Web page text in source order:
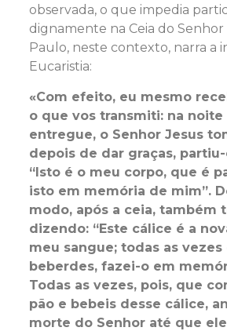
observada, o que impedia
dignamente na Ceia do Senhor
Paulo, neste contexto, narra a
Eucaristia:
«Com efeito, eu mesmo
o que vos transmiti: na
entregue, o Senhor Jesus
depois de dar graças,
“Isto é o meu corpo, que é
isto em memória de mim”.
modo, após a ceia, também
dizendo: “Este cálice é a
meu sangue; todas as
beberdes, fazei-o em
Todas as vezes, pois, que
pão e bebeis desse cálice,
morte do Senhor até que